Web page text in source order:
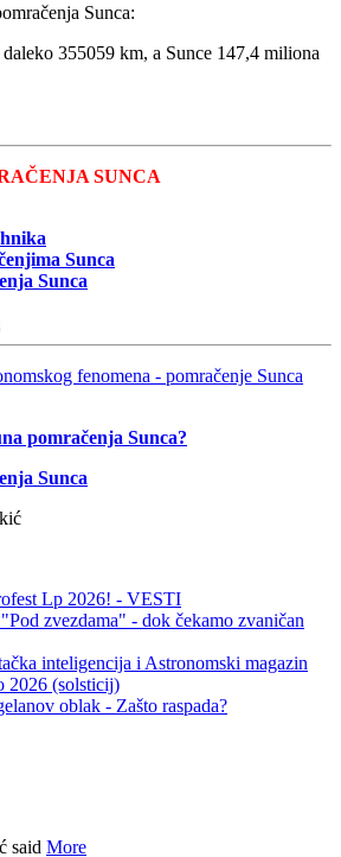
Sunca:
355059 km, a Sunce 147,4 miliona
SUNCA
Sunca
Sunca
fenomena - pomračenje Sunca
pomračenja Sunca?
Sunca
Lp 2026! - VESTI
zvezdama" - dok čekamo zvaničan
inteligencija i Astronomski magazin
2026 (solsticij)
oblak - Zašto raspada?
said More